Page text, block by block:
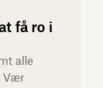
få ro i
alle
Vær